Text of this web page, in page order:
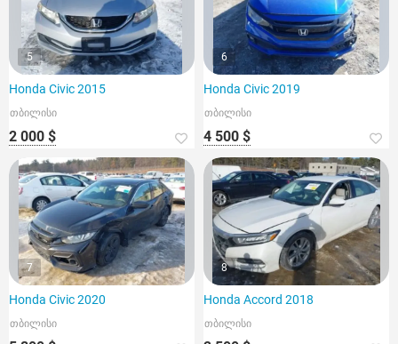
5
Honda Civic 2015
თბილისი
2 000 $
6
Honda Civic 2019
თბილისი
4 500 $
7
Honda Civic 2020
თბილისი
8
Honda Accord 2018
თბილისი